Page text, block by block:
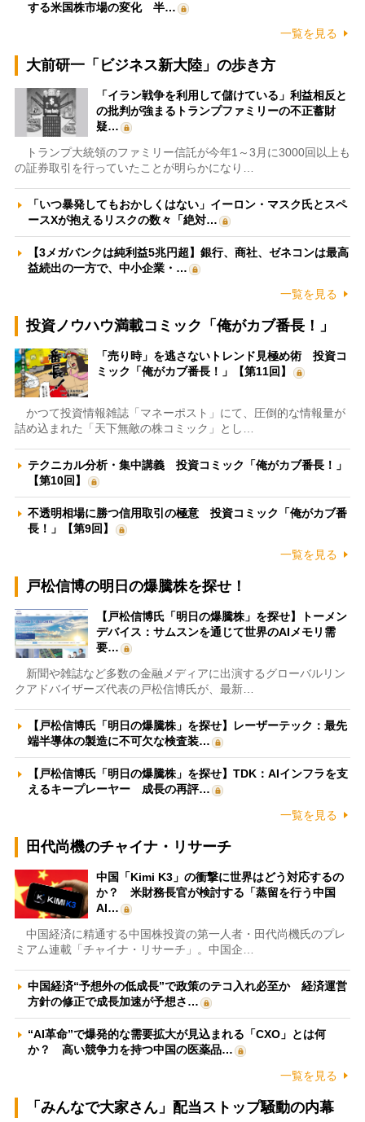
する米国株市場の変化 半…
一覧を見る
大前研一「ビジネス新大陸」の歩き方
「イラン戦争を利用して儲けている」利益相反と
の批判が強まるトランプファミリーの不正蓄財
疑…
トランプ大統領のファミリー信託が今年1～3月に3000回以上も
の証券取引を行っていたことが明らかになり…
「いつ暴発してもおかしくはない」イーロン・マスク氏とスペ
ースXが抱えるリスクの数々「絶対…
【3メガバンクは純利益5兆円超】銀行、商社、ゼネコンは最高
益続出の一方で、中小企業・…
一覧を見る
投資ノウハウ満載コミック「俺がカブ番長！」
「売り時」を逃さないトレンド見極め術 投資コ
ミック「俺がカブ番長！」【第11回】
かつて投資情報雑誌「マネーポスト」にて、圧倒的な情報量が
詰め込まれた「天下無敵の株コミック」とし…
テクニカル分析・集中講義 投資コミック「俺がカブ番長！」
【第10回】
不透明相場に勝つ信用取引の極意 投資コミック「俺がカブ番
長！」【第9回】
一覧を見る
戸松信博の明日の爆騰株を探せ！
【戸松信博氏「明日の爆騰株」を探せ】トーメン
デバイス：サムスンを通じて世界のAIメモリ需
要…
新聞や雑誌など多数の金融メディアに出演するグローバルリン
クアドバイザーズ代表の戸松信博氏が、最新…
【戸松信博氏「明日の爆騰株」を探せ】レーザーテック：最先
端半導体の製造に不可欠な検査装…
【戸松信博氏「明日の爆騰株」を探せ】TDK：AIインフラを支
えるキープレーヤー 成長の再評…
一覧を見る
田代尚機のチャイナ・リサーチ
中国「Kimi K3」の衝撃に世界はどう対応するの
か？ 米財務長官が検討する「蒸留を行う中国
AI…
中国経済に精通する中国株投資の第一人者・田代尚機氏のプレ
ミアム連載「チャイナ・リサーチ」。中国企…
中国経済“予想外の低成長”で政策のテコ入れ必至か 経済運営
方針の修正で成長加速が予想さ…
“AI革命”で爆発的な需要拡大が見込まれる「CXO」とは何
か？ 高い競争力を持つ中国の医薬品…
一覧を見る
「みんなで大家さん」配当ストップ騒動の内幕